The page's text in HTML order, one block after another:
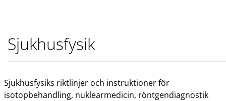
Sjukhusfysik
Sjukhusfysiks riktlinjer och instruktioner för
isotopbehandling, nuklearmedicin, röntgendiagnostik